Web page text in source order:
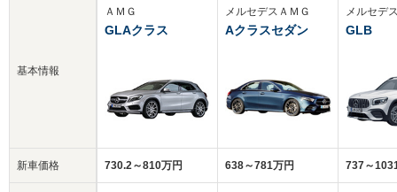
基本情報
新車価格
ＡＭＧ
GLAクラス
730.2～810万円
メルセデスＡＭＧ
Aクラスセダン
638～781万円
メルセデ
GLB
737～